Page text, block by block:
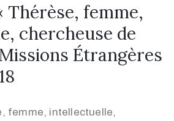
Thérèse, femme,
chercheuse de
Étrangères
femme, intellectuelle,